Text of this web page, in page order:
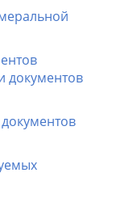
документов